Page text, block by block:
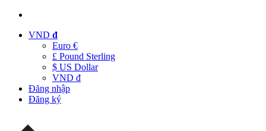
VND đ
Euro €
£ Pound Sterling
$ US Dollar
VND đ
Đăng nhập
Đăng ký